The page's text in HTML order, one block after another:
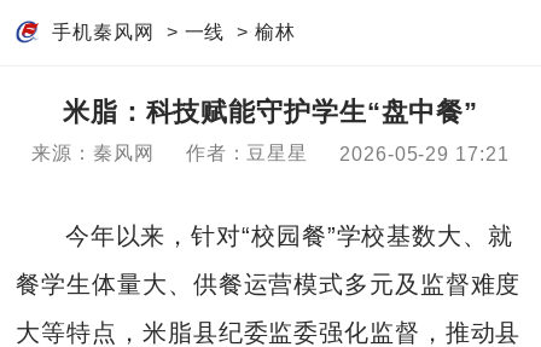
手机秦风网 > 一线 > 榆林
米脂：科技赋能守护学生“盘中餐”
来源：秦风网 作者：豆星星 2026-05-29 17:21
今年以来，针对“校园餐”学校基数大、就
餐学生体量大、供餐运营模式多元及监督难度
大等特点，米脂县纪委监委强化监督，推动县